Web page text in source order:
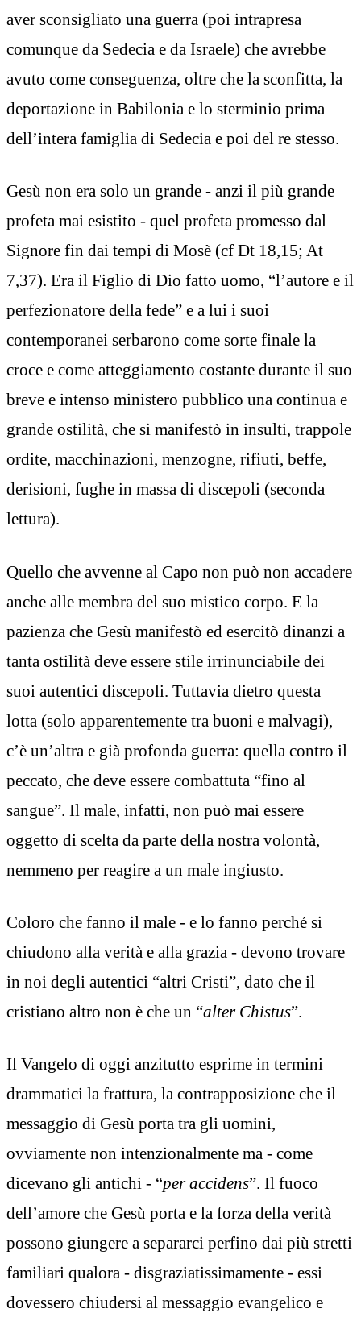
aver sconsigliato una guerra (poi intrapresa
comunque da Sedecia e da Israele) che avrebbe
avuto come conseguenza, oltre che la sconfitta, la
deportazione in Babilonia e lo sterminio prima
dell’intera famiglia di Sedecia e poi del re stesso.
Gesù non era solo un grande - anzi il più grande
profeta mai esistito - quel profeta promesso dal
Signore fin dai tempi di Mosè (cf Dt 18,15; At
7,37). Era il Figlio di Dio fatto uomo, “l’autore e il
perfezionatore della fede” e a lui i suoi
contemporanei serbarono come sorte finale la
croce e come atteggiamento costante durante il suo
breve e intenso ministero pubblico una continua e
grande ostilità, che si manifestò in insulti, trappole
ordite, macchinazioni, menzogne, rifiuti, beffe,
derisioni, fughe in massa di discepoli (seconda
lettura).
Quello che avvenne al Capo non può non accadere
anche alle membra del suo mistico corpo. E la
pazienza che Gesù manifestò ed esercitò dinanzi a
tanta ostilità deve essere stile irrinunciabile dei
suoi autentici discepoli. Tuttavia dietro questa
lotta (solo apparentemente tra buoni e malvagi),
c’è un’altra e già profonda guerra: quella contro il
peccato, che deve essere combattuta “fino al
sangue”. Il male, infatti, non può mai essere
oggetto di scelta da parte della nostra volontà,
nemmeno per reagire a un male ingiusto.
Coloro che fanno il male - e lo fanno perché si
chiudono alla verità e alla grazia - devono trovare
in noi degli autentici “altri Cristi”, dato che il
cristiano altro non è che un “alter Chistus”.
Il Vangelo di oggi anzitutto esprime in termini
drammatici la frattura, la contrapposizione che il
messaggio di Gesù porta tra gli uomini,
ovviamente non intenzionalmente ma - come
dicevano gli antichi - “per accidens”. Il fuoco
dell’amore che Gesù porta e la forza della verità
possono giungere a separarci perfino dai più stretti
familiari qualora - disgraziatissimamente - essi
dovessero chiudersi al messaggio evangelico e